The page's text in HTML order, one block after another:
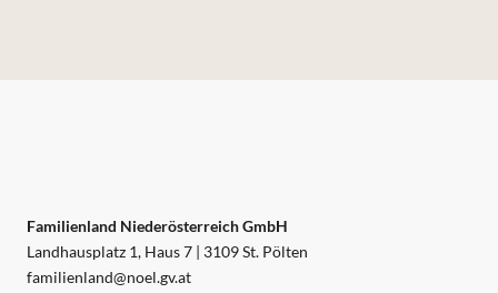
Familienland Niederösterreich GmbH
Landhausplatz 1, Haus 7 | 3109 St. Pölten
familienland@noel.gv.at